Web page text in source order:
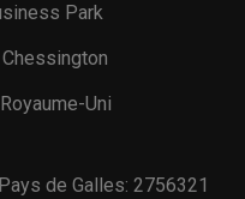
Park
Uni
de Galles: 2756321